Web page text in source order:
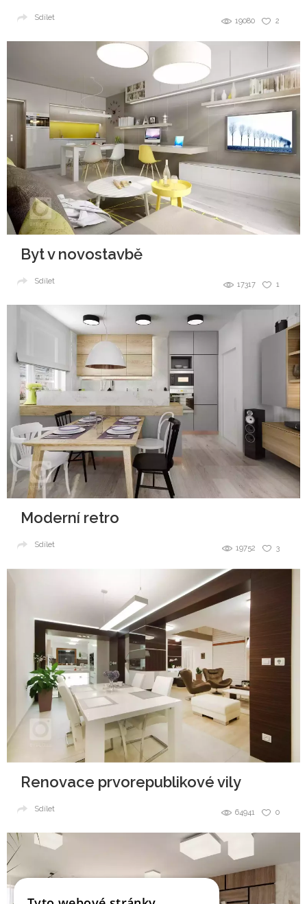
2
19080
Sdílet
Byt v novostavbě
1
17317
Sdílet
Moderní retro
3
19752
Sdílet
Renovace prvorepublikové vily
0
64941
Sdílet